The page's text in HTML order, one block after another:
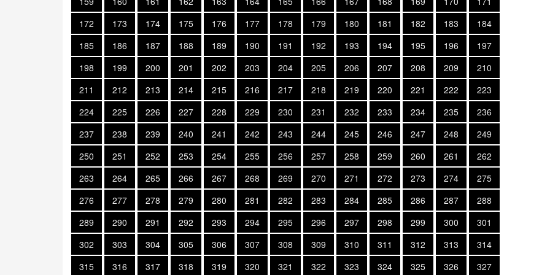
172
173 174 175 176 177 178 179 180 181 182 183
184
185
186 187 188 189 190 191 192 193 194 195 196
197
198
199 200 201 202 203 204 205 206 207 208 209
210
211
212 213 214 215 216 217 218 219 220 221 222
223
224
225 226 227 228 229 230 231 232 233 234 235
236
237
238 239 240 241 242 243 244 245 246 247 248
249
250
251 252 253 254 255 256 257 258 259 260 261
262
263
264 265 266 267 268 269 270 271 272 273 274
275
276
277 278 279 280 281 282 283 284 285 286 287
288
289
290 291 292 293 294 295 296 297 298 299 300
301
302
303 304 305 306 307 308 309 310 311 312 313
314
315
316 317 318 319 320 321 322 323 324 325 326 327